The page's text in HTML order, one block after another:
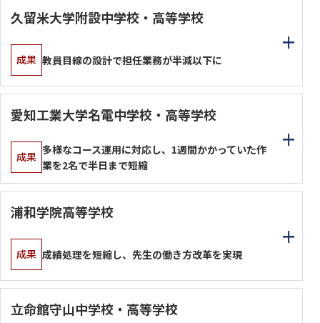
久留米大学附設中学校・高等学校
成果 教員目線の設計で担任業務が半減以下に
愛知工業大学名電中学校・高等学校
成果
多様なコース運用に対応し、1週間かかっていた作
業を2名で半日まで短縮
浦和学院高等学校
成果 成績処理を短縮し、先生の働き方改革を実現
立命館守山中学校・高等学校